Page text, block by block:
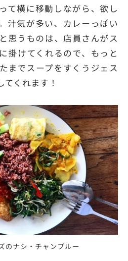
て横に移動しながら、欲し
汁気が多い、カレーっぽい
思うものは、店員さんがス
掛けてくれるので、もっと
までスープをすくうジェス
くれます！
のナシ・チャンプルー